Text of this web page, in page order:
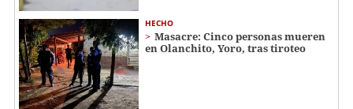
HECHO
Masacre: Cinco personas mueren
en Olanchito, Yoro, tras tiroteo